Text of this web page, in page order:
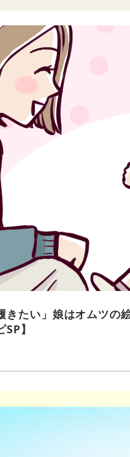
きたい」娘はオムツ
】